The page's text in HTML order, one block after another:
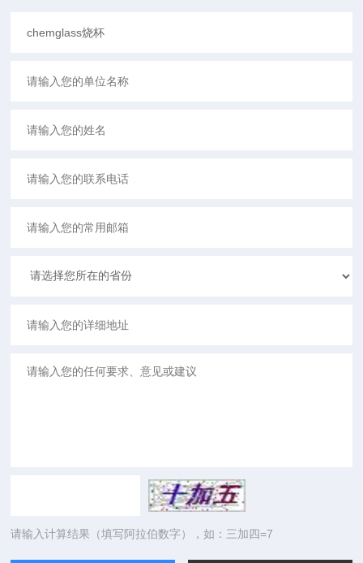
请输入计算结果（填写阿拉伯数字），如：三加四=7